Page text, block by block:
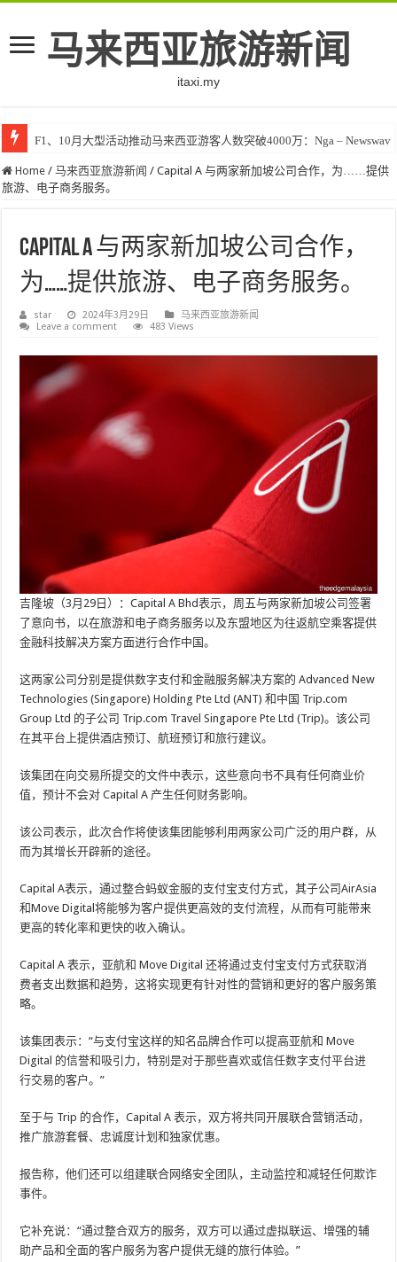
马来西亚旅游新闻
itaxi.my
F1、10月大型活动推动马来西亚游客人数突破4000万：Nga – Newswav
Home / 马来西亚旅游新闻 / Capital A 与两家新加坡公司合作，为……提供
旅游、电子商务服务。
Capital A 与两家新加坡公司合作，
为……提供旅游、电子商务服务。
star 2024年3月29日
马来西亚旅游新闻
Leave a comment
483 Views
吉隆坡（3月29日）：Capital A Bhd表示，周五与两家新加坡公司签署
了意向书，以在旅游和电子商务服务以及东盟地区为往返航空乘客提供
金融科技解决方案方面进行合作中国。
这两家公司分别是提供数字支付和金融服务解决方案的 Advanced New
Technologies (Singapore) Holding Pte Ltd (ANT) 和中国 Trip.com
Group Ltd 的子公司 Trip.com Travel Singapore Pte Ltd (Trip)。该公司
在其平台上提供酒店预订、航班预订和旅行建议。
该集团在向交易所提交的文件中表示，这些意向书不具有任何商业价
值，预计不会对 Capital A 产生任何财务影响。
该公司表示，此次合作将使该集团能够利用两家公司广泛的用户群，从
而为其增长开辟新的途径。
Capital A表示，通过整合蚂蚁金服的支付宝支付方式，其子公司AirAsia
和Move Digital将能够为客户提供更高效的支付流程，从而有可能带来
更高的转化率和更快的收入确认。
Capital A 表示，亚航和 Move Digital 还将通过支付宝支付方式获取消
费者支出数据和趋势，这将实现更有针对性的营销和更好的客户服务策
略。
该集团表示：“与支付宝这样的知名品牌合作可以提高亚航和 Move
Digital 的信誉和吸引力，特别是对于那些喜欢或信任数字支付平台进
行交易的客户。”
至于与 Trip 的合作，Capital A 表示，双方将共同开展联合营销活动，
推广旅游套餐、忠诚度计划和独家优惠。
报告称，他们还可以组建联合网络安全团队，主动监控和减轻任何欺诈
事件。
它补充说：“通过整合双方的服务，双方可以通过虚拟联运、增强的辅
助产品和全面的客户服务为客户提供无缝的旅行体验。”